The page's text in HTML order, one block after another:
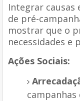
Integrar causas
de pré-
mostrar que o
necessidades e
Ações Sociais:
campanhas